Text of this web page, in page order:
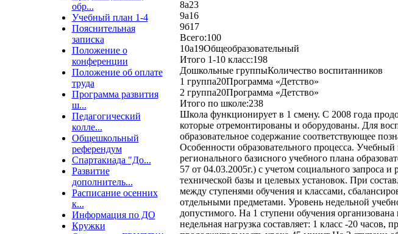
обр...
Учебный план 1-4
Пояснительная
записка
Положение о
конференции
Положение об оплате
труда
Программа развития
ш...
Педагогический
колле...
Общешкольный
референдум
Спартакиада "До...
Развитие
дополнитель...
Расписание осенних
к...
Информация по ДО
Кружки
8а23
9а16
9б17
Всего:100
10а19Общеобразовательный
Итого 1-10 класс:198
Дошкольные группыКоличество воспитанников
1 группа20Программа «Детство»
2 группа20Программа «Детство»
Итого по школе:238
Школа функционирует в 1 смену. С 2008 года
которые отремонтированы и оборудованы. Для
образовательное содержание соответствующее
Особенности образовательного процесса.
регионального базисного учебного плана
57 от 04.03.2005г.) с учетом социального запроса
технической базы и целевых установок. При
между ступенями обучения и классами,
отдельными предметами. Уровень недельной
допустимого. На 1 ступени обучения
недельная нагрузка составляет: 1 класс -20 часов,